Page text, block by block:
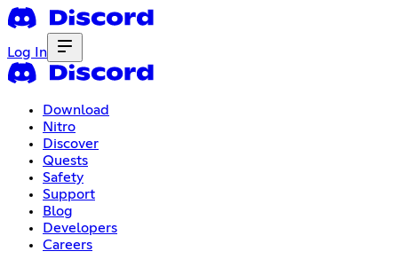
Log In
Download
Nitro
Discover
Quests
Safety
Support
Blog
Developers
Careers